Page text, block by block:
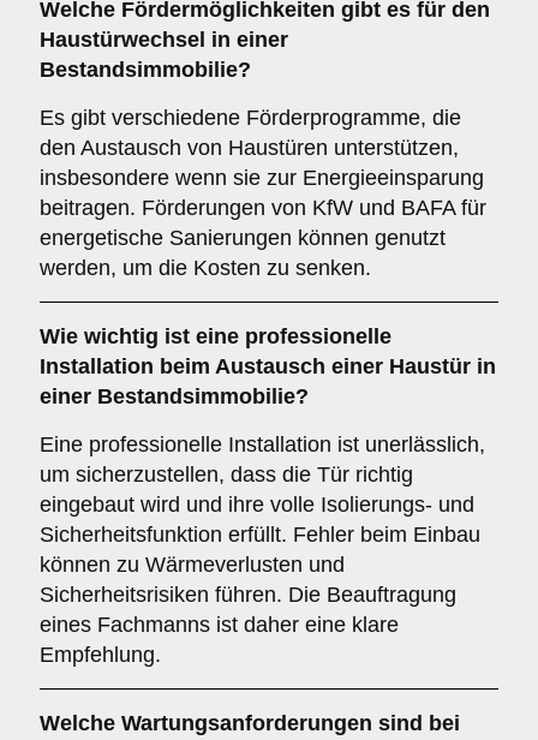
Welche Fördermöglichkeiten gibt es für den
Haustürwechsel in einer
Bestandsimmobilie?
Es gibt verschiedene Förderprogramme, die
den Austausch von Haustüren unterstützen,
insbesondere wenn sie zur Energieeinsparung
beitragen. Förderungen von KfW und BAFA für
energetische Sanierungen können genutzt
werden, um die Kosten zu senken.
Wie wichtig ist eine professionelle
Installation beim Austausch einer Haustür in
einer Bestandsimmobilie?
Eine professionelle Installation ist unerlässlich,
um sicherzustellen, dass die Tür richtig
eingebaut wird und ihre volle Isolierungs- und
Sicherheitsfunktion erfüllt. Fehler beim Einbau
können zu Wärmeverlusten und
Sicherheitsrisiken führen. Die Beauftragung
eines Fachmanns ist daher eine klare
Empfehlung.
Welche Wartungsanforderungen sind bei